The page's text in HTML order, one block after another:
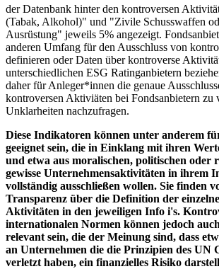
der Datenbank hinter den kontroversen
(Tabak, Alkohol)" und "Zivile Schusswaffen
Ausrüstung" jeweils 5% angezeigt.
anderen Umfang für den Ausschluss von
definieren oder Daten über kontroverse
unterschiedlichen ESG Ratinganbietern
daher für Anleger*innen die genaue
kontroversen Aktiviäten bei Fondsanbietern zu
Unklarheiten nachzufragen.
Diese Indikatoren können unter anderem
geeignet sein, die in Einklang mit ihren
und etwa aus moralischen, politischen oder
gewisse Unternehmensaktivitäten in ihrem
vollständig ausschließen wollen. Sie finden
Transparenz über die Definition der
Aktivitäten in den jeweiligen Info i's.
internationalen Normen können jedoch
relevant sein, die der Meinung sind, dass
an Unternehmen die die Prinzipien des UN
verletzt haben, ein finanzielles Risiko